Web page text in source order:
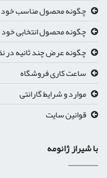
چگونه محصول مناسب خود
چگونه محصول انتخابی خود
چگونه عرض چند ثانیه در
ساعت کاری فروشگاه
موارد و شرایط گارانتی
قوانین سایت
با شیراز ژانومه